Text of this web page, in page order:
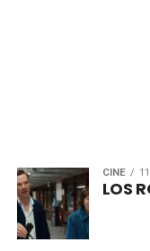
CINE
LOS